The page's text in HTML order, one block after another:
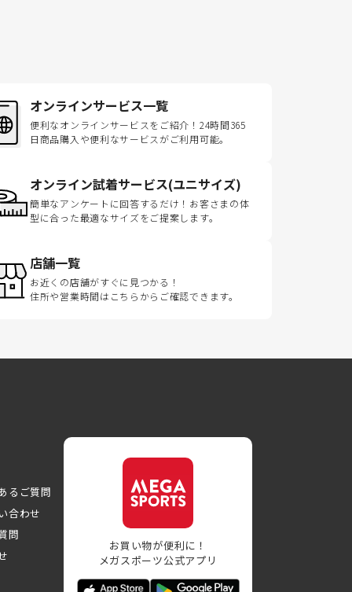
オンラインサービス一覧
便利なオンラインサービスをご紹介！24時間365
日商品購入や便利なサービスがご利用可能。
オンライン試着サービス(ユニサイズ)
簡単なアンケートに回答するだけ！お客さまの体
型に合った最適なサイズをご提案します。
店舗一覧
お近くの店舗がすぐに見つかる！
住所や営業時間はこちらからご確認できます。
るご質問
合わせ
問
お買い物が便利に！
メガスポーツ公式アプリ